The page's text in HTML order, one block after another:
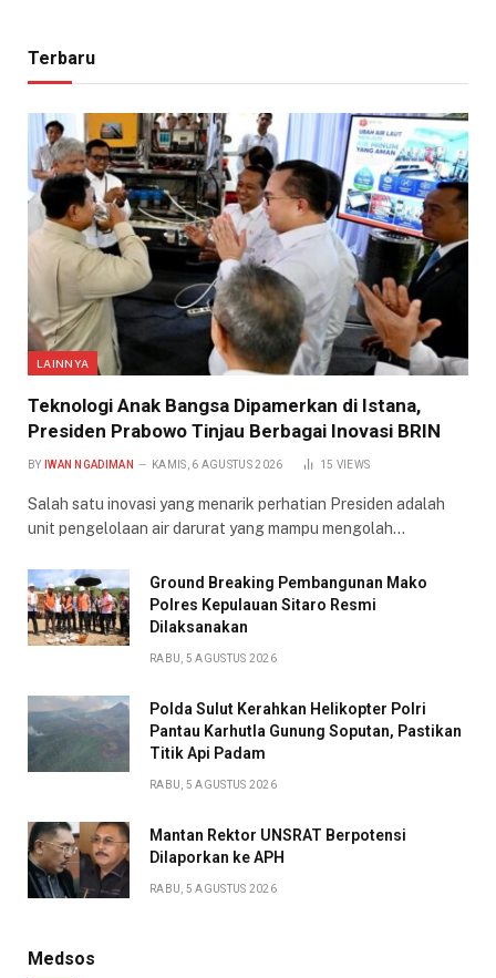
Terbaru
LAINNYA
Teknologi Anak Bangsa Dipamerkan di Istana,
Presiden Prabowo Tinjau Berbagai Inovasi BRIN
BY IWAN NGADIMAN KAMIS, 6 AGUSTUS 2026 15 VIEWS
Salah satu inovasi yang menarik perhatian Presiden adalah
unit pengelolaan air darurat yang mampu mengolah…
Ground Breaking Pembangunan Mako
Polres Kepulauan Sitaro Resmi
Dilaksanakan
RABU, 5 AGUSTUS 2026
Polda Sulut Kerahkan Helikopter Polri
Pantau Karhutla Gunung Soputan, Pastikan
Titik Api Padam
RABU, 5 AGUSTUS 2026
Mantan Rektor UNSRAT Berpotensi
Dilaporkan ke APH
RABU, 5 AGUSTUS 2026
Medsos